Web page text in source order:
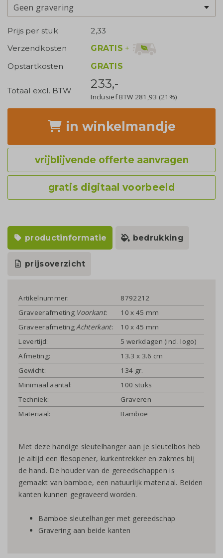
Geen gravering
Prijs per stuk
2,33
Verzendkosten
GRATIS +
Opstartkosten
GRATIS
Totaal excl. BTW 233,-
Inclusief BTW 281,93 (21%)
in winkelmandje
vrijblijvende offerte aanvragen
gratis digitaal voorbeeld
productinformatie bedrukking
prijsoverzicht
Artikelnummer:
8792212
Graveerafmeting Voorkant:
10 x 45 mm
Graveerafmeting Achterkant:
10 x 45 mm
Levertijd:
5 werkdagen (incl. logo)
Afmeting:
13.3 x 3.6 cm
Gewicht:
134 gr.
Minimaal aantal:
100 stuks
Techniek:
Graveren
Materiaal:
Bamboe
Met deze handige sleutelhanger aan je sleutelbos heb
je altijd een flesopener, kurkentrekker en zakmes bij
de hand. De houder van de gereedschappen is
gemaakt van bamboe, een natuurlijk materiaal. Beiden
kanten kunnen gegraveerd worden.
Bamboe sleutelhanger met gereedschap
Gravering aan beide kanten